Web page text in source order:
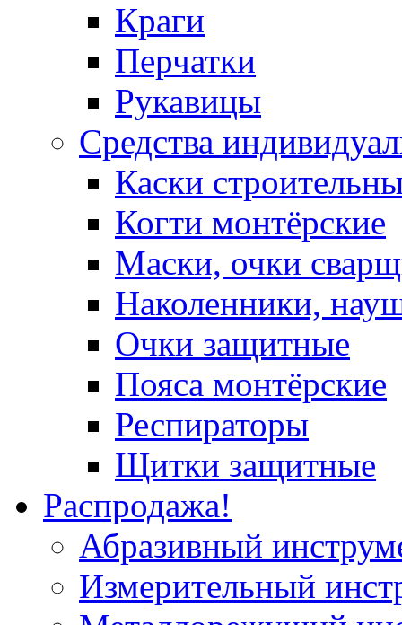
Краги
Перчатки
Рукавицы
Средства
Каски
Когти монтёрские
Маски, очки
Наколенники,
Очки защитные
Пояса монтёрские
Респираторы
Щитки защитные
Распродажа!
Абразивный
Измерительный